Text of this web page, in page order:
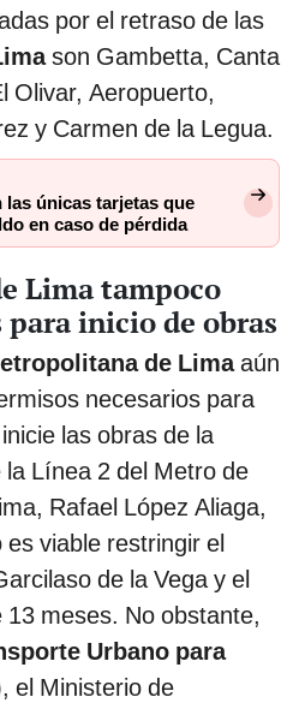
por el retraso de las
son Gambetta, Canta
Olivar, Aeropuerto,
y Carmen de la Legua.
únicas tarjetas que
en caso de pérdida
Lima tampoco
inicio de obras
de Limaaún
necesarios para
las obras de la
la Línea 2 del Metro de
Rafael López Aliaga,
viable restringir el
de la Vega y el
meses. No obstante,
Urbano para
el Ministerio de